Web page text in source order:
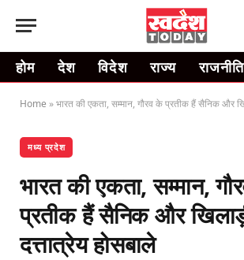
होम देश विदेश राज्य राजनीति
Home »भारत की एकता, सम्मान, गौरव के प्रतीक हैं सैनिक और
मध्य प्रदेश
भारत की एकता, सम्मान,
प्रतीक हैं सैनिक और
दत्तात्रेय होसबाले